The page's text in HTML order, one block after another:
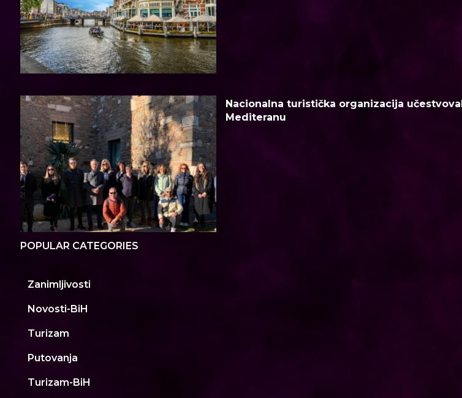
Nacionalna turistička organizacija
Mediteranu
POPULAR CATEGORIES
Zanimljivosti
Novosti-BiH
Turizam
Putovanja
Turizam-BiH